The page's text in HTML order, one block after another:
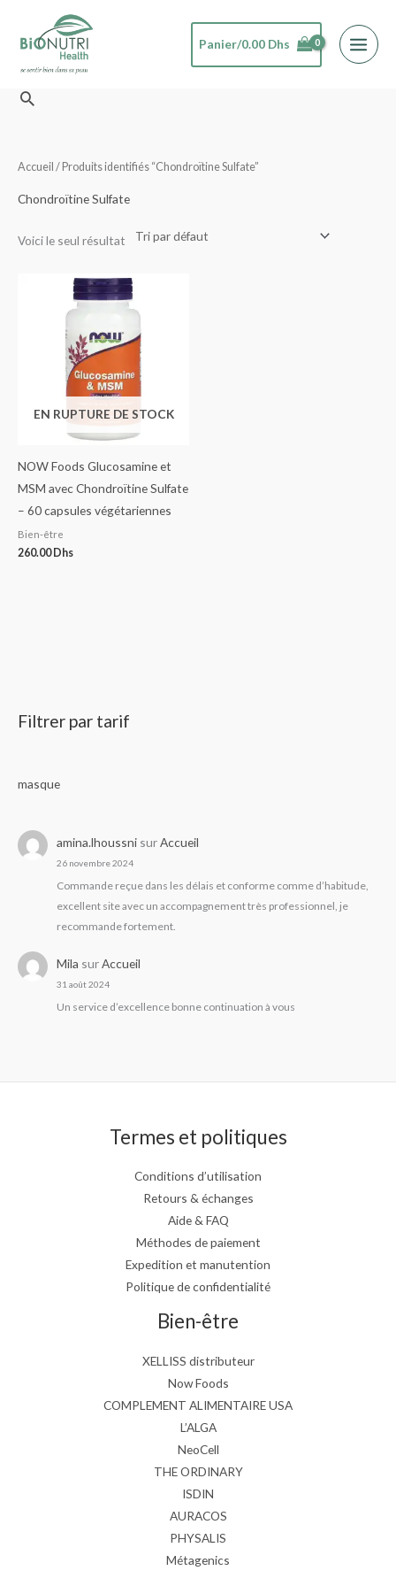
contenu
Panier/0.00 Dhs
Rechercher
Filtrer par tarif
masque
amina.lhoussni surAccueil
26 novembre 2024
Commande reçue dans les délais et conforme comme d’habitude,
excellent site avec un accompagnement très professionnel, je
recommande fortement.
Mila surAccueil
31 août 2024
Un service d’excellence bonne continuation à vous
Accueil / Produits identifiés “Chondroïtine Sulfate”
Chondroïtine Sulfate
Voici le seul résultat
EN RUPTURE DE STOCK
NOW Foods Glucosamine et
MSM avec Chondroïtine Sulfate
– 60 capsules végétariennes
Bien-être
260.00Dhs
Termes et politiques
Conditions d’utilisation
Retours & échanges
Aide & FAQ
Méthodes de paiement
Expedition et manutention
Politique de confidentialité
Bien-être
XELLISS distributeur
Now Foods
COMPLEMENT ALIMENTAIRE USA
L’ALGA
NeoCell
THE ORDINARY
ISDIN
AURACOS
PHYSALIS
Métagenics